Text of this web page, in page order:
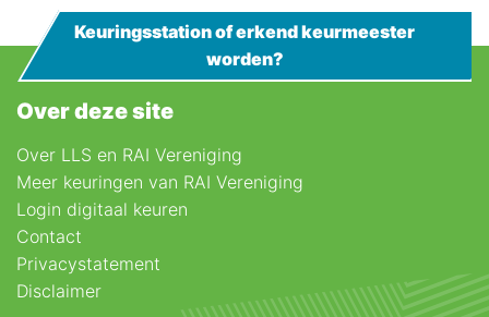
Over deze site
Over LLS en RAI Vereniging
Meer keuringen van RAI Vereniging
Login digitaal keuren
Contact
Privacystatement
Disclaimer
Keuringsstation of erkend keurmeester
worden?